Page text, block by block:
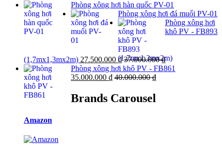
Phòng xông hơi hàn quốc PV-01
Phòng xông hơi đá muối PV-01
Phòng xông hơi
khô PV - FB893
(1,7mx1,3mx2m) 27.500.000 ₫ 37.000.000₫
Phòng xông hơi khô PV - FB861
35.000.000 ₫ 40.000.000₫
Brands Carousel
Amazon